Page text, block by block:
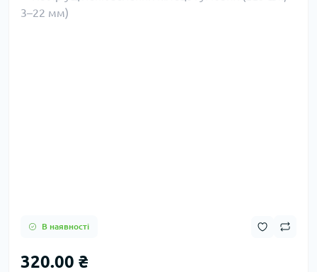
В наявності
320.00 ₴